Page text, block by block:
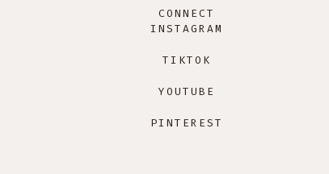
CONNECT
INSTAGRAM
TIKTOK
YOUTUBE
PINTEREST